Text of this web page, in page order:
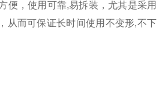
便，使用可靠,易拆装，尤其是采用
从而可保证长时间使用不变形,不下